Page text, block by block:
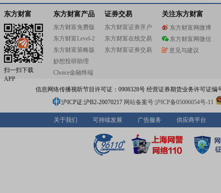
东方财富
扫一扫下载
APP
东方财富产品
东方财富免费版
东方财富Level-2
东方财富策略版
妙想投研助理
Choice金融终端
证券交易
东方财富证券开户
东方财富在线交易
东方财富证券交易
关注东方财富
东方财富网微博
东方财富网微信
意见与建议
信息网络传播视听节目许可证：0908328号 经营证券期货业务许可证编
沪ICP证:沪B2-20070217 网站备案号:沪ICP备05006054号-11
关于我们 可持续发展 广告服务 供应商平台